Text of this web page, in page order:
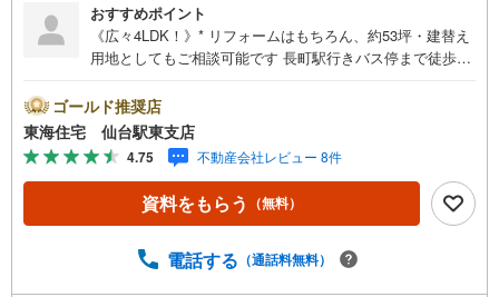
おすすめポイント
《広々4LDK！》* リフォームはもちろん、約53坪・建替え
用地としてもご相談可能です 長町駅行きバス停まで徒歩6
の費用のご相談もOK * 未掲載物件のご提案・ご案内も可能
です * アピールポイント *■在宅ワークや趣味部屋を設けた
いファミリーに最適な広々4LDKのお家 ■エアコン・給湯器
リモコン・モニター付きインターフォン、設備充実！■お子
様やペットちゃんも退屈感なし！広いお庭付き ■整理整頓
がしやすい全室に収納スペースあり＋。■リフォーム費用の
賀中学校:徒歩20分・ミニストップ鈎取4丁目店:徒歩5分・
ゴールド推奨店
東海住宅 仙台駅東支店
4.75 不動産会社レビュー 8件
資料をもらう （無料）
電話する （通話料無料）